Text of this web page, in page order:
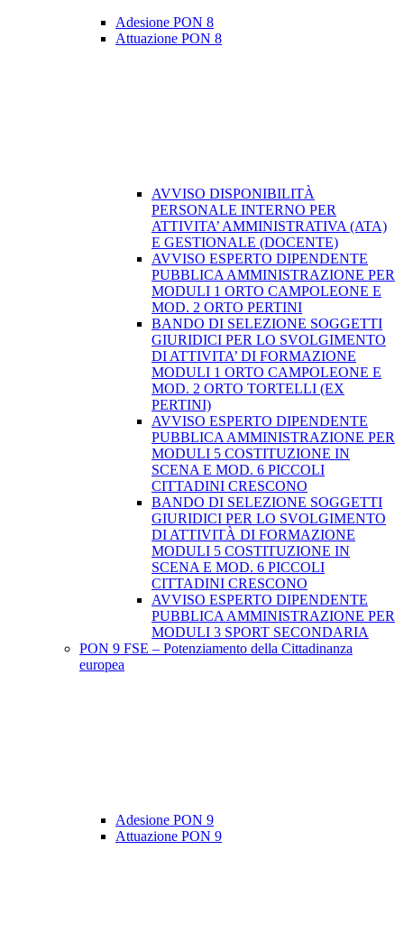
Adesione PON 8
Attuazione PON 8
AVVISO DISPONIBILITÀ
PERSONALE INTERNO PER
ATTIVITA’ AMMINISTRATIVA (ATA)
E GESTIONALE (DOCENTE)
AVVISO ESPERTO DIPENDENTE
PUBBLICA AMMINISTRAZIONE PER
MODULI 1 ORTO CAMPOLEONE E
MOD. 2 ORTO PERTINI
BANDO DI SELEZIONE SOGGETTI
GIURIDICI PER LO SVOLGIMENTO
DI ATTIVITA’ DI FORMAZIONE
MODULI 1 ORTO CAMPOLEONE E
MOD. 2 ORTO TORTELLI (EX
PERTINI)
AVVISO ESPERTO DIPENDENTE
PUBBLICA AMMINISTRAZIONE PER
MODULI 5 COSTITUZIONE IN
SCENA E MOD. 6 PICCOLI
CITTADINI CRESCONO
BANDO DI SELEZIONE SOGGETTI
GIURIDICI PER LO SVOLGIMENTO
DI ATTIVITÀ DI FORMAZIONE
MODULI 5 COSTITUZIONE IN
SCENA E MOD. 6 PICCOLI
CITTADINI CRESCONO
AVVISO ESPERTO DIPENDENTE
PUBBLICA AMMINISTRAZIONE PER
MODULI 3 SPORT SECONDARIA
PON 9 FSE – Potenziamento della Cittadinanza
europea
Adesione PON 9
Attuazione PON 9